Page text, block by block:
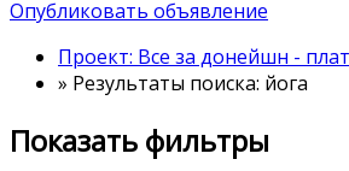
Опубликовать объявление
Проект: Все за донейшн -
» Результаты поиска: йога
Показать фильтры